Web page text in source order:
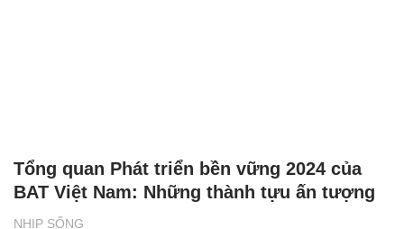
NHỊP SỐNG
Tổng quan Phát triển bền vững 2024 của
BAT Việt Nam: Những thành tựu ấn tượng